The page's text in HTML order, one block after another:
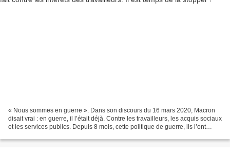
« Nous sommes en guerre ». Dans son discours du 16 mars 2020, Macron
disait vrai : en guerre, il l’était déjà. Contre les travailleurs, les acquis sociaux
et les services publics. Depuis 8 mois, cette politique de guerre, ils l’ont